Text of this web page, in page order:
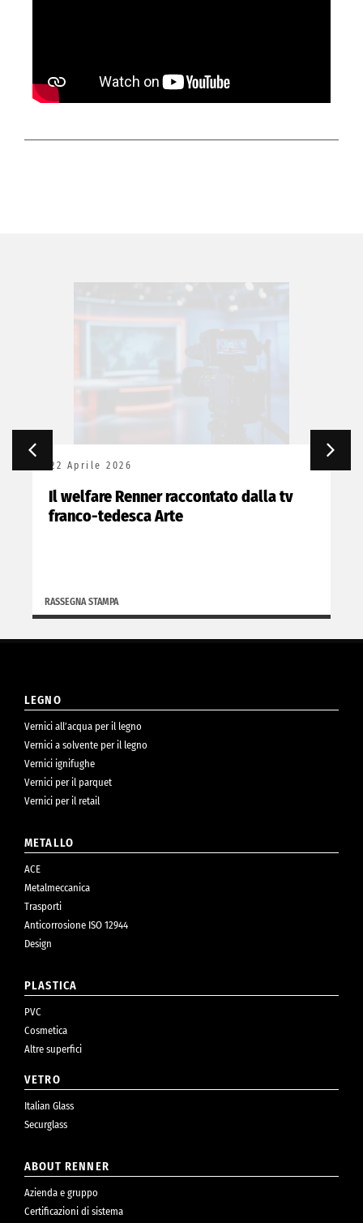
22 Aprile 2026
Il welfare Renner raccontato dalla tv
franco-tedesca Arte
RASSEGNA STAMPA
LEGNO
Vernici all’acqua per il legno
Vernici a solvente per il legno
Vernici ignifughe
Vernici per il parquet
Vernici per il retail
METALLO
ACE
Metalmeccanica
Trasporti
Anticorrosione ISO 12944
Design
PLASTICA
PVC
Cosmetica
Altre superfici
VETRO
Italian Glass
Securglass
ABOUT RENNER
Azienda e gruppo
Certificazioni di sistema